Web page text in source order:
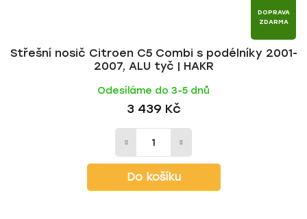
DOPRAVA
ZDARMA
Střešní nosič Citroen C5 Combi s podélníky 2001-
2007, ALU tyč | HAKR
Odesíláme do 3-5 dnů
3 439 Kč
Do košíku